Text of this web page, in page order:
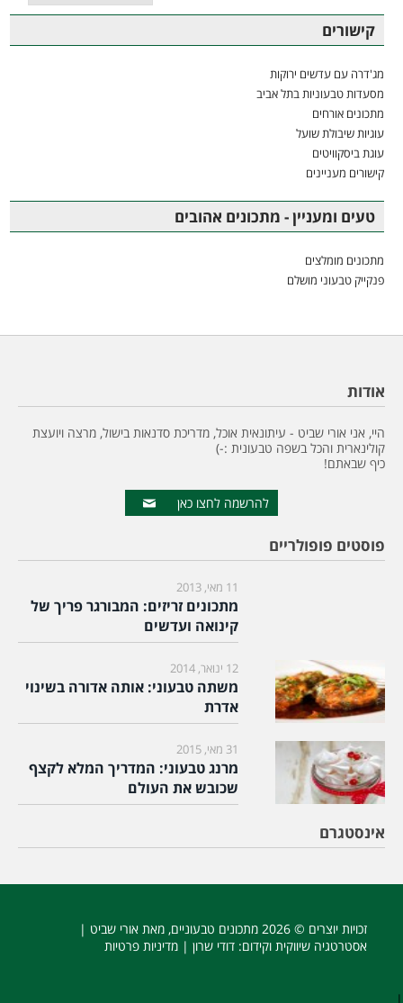
קישורים
מג'דרה עם עדשים ירוקות
מסעדות טבעוניות בתל אביב
מתכונים אורחים
עוגיות שיבולת שועל
עוגת ביסקוויטים
קישורים מעניינים
טעים ומעניין - מתכונים אהובים
מתכונים מומלצים
פנקייק טבעוני מושלם
אודות
היי, אני אורי שביט - עיתונאית אוכל, מדריכת סדנאות בישול, מרצה ויועצת
קולינארית והכל בשפה טבעונית :-)
כיף שבאתם!
להרשמה לחצו כאן
פוסטים פופולריים
11 מאי, 2013
מתכונים זריזים: המבורגר פריך של
קינואה ועדשים
12 ינואר, 2014
משתה טבעוני: אותה אדורה בשינוי
אדרת
31 מאי, 2015
מרנג טבעוני: המדריך המלא לקצף
שכובש את העולם
אינסטגרם
זכויות יוצרים © 2026 מתכונים טבעוניים, מאת אורי שביט |
אסטרטגיה שיווקית וקידום: דודי שרון | מדיניות פרטיות
|